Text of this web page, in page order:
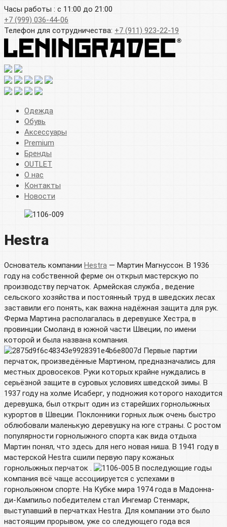
Часы работы : с 11:00 до 21:00
+7 (999) 036-44-06
Телефон для сотрудничества: +7 (911) 923-22-19
Одежда
Обувь
Аксессуары
Premium
Бренды
OUTLET
О нас
Контакты
Новости
Hestra
Основатель компании Hestra — Мартин Магнуссон. В 1936
году на собственной ферме он открыл мастерскую по
производству перчаток. Армейская служба , ведение
сельского хозяйства и постоянный труд в шведских лесах
заставили его понять, как важна надёжная защита для рук.
Ферма Мартина располагалась в деревушке Хестра, в
провинции Смоланд в южной части Швеции, по имени
которой и была названа компания.
Первые партии
перчаток, произведённые Мартином, предназначались для
местных дровосеков. Руки которых крайне нуждались в
серьёзной защите в суровых условиях шведской зимы. В
1937 году на холме Исаберг, у подножия которого находится
деревушка, был открыт один из старейших горнолыжных
курортов в Швеции. Поклонники горных лыж очень быстро
облюбовали маленькую деревушку на юге страны. С ростом
популярности горнолыжного спорта как вида отдыха
Мартин понял, что здесь для него новая ниша. В 1941 году в
мастерской Hestra сшили первую пару кожаных
горнолыжных перчаток .
В последующие годы
компания всё чаще ассоциируется с успехами в
горнолыжном спорте. На Кубке мира 1974 года в Мадонна-
ди-Кампильо победителем стал Ингемар Стенмарк,
выступавший в перчатках Hestra. Для компании это было
настоящим прорывом, уже со следующего года вся